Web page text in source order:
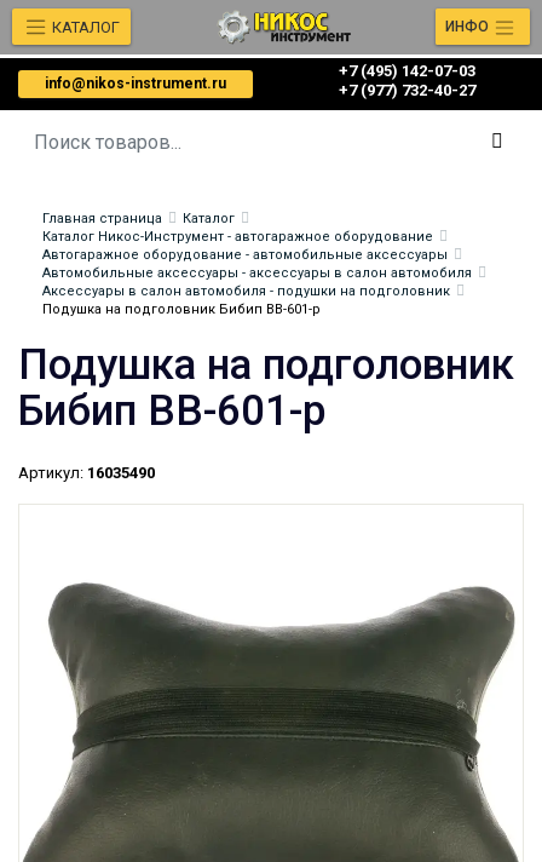
info@nikos-instrument.ru
+7 (495) 142-07-03
‎‎+7 (977) 732-40-27
КАТАЛОГ ИНФО
Главная страница
Каталог
Каталог Никос-Инструмент - автогаражное оборудование
Автогаражное оборудование - автомобильные аксессуары
Автомобильные аксессуары - аксессуары в салон автомобиля
Аксессуары в салон автомобиля - подушки на подголовник
Подушка на подголовник Бибип BB-601-p
Подушка на подголовник
Бибип BB-601-p
Артикул: 16035490